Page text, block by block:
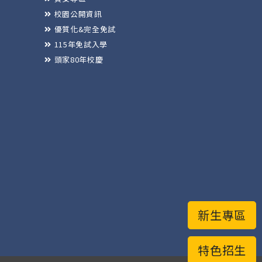
特色招生
新生專區
校園公開資訊
優質化&完全免試
115年免試入學
頭家80年校慶